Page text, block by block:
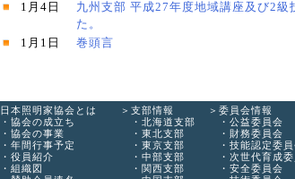
1月4日
九州支部 平成27年度地域講座及び2級
た。
1月1日
巻頭言
日本照明家協会とは
協会の成立ち
協会の事業
年間行事予定
役員紹介
組織図
支部情報
北海道支部
東北支部
東京支部
中部支部
関西支部
委員会情報
公益委員会
財務委員会
技能認定委員
次世代育成
安全委員会